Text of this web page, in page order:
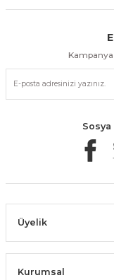
Kolay
Güvenli Paketleme
Üyelik
Kurumsal